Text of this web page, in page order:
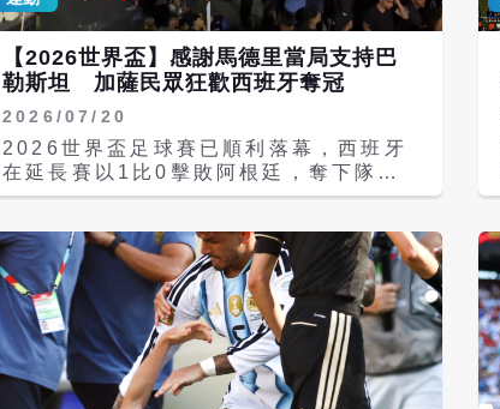
【2026世界盃】感謝馬德里當局支持巴
勒斯坦 加薩民眾狂歡西班牙奪冠
2026/07/20
2026世界盃足球賽已順利落幕，西班牙
在延長賽以1比0擊敗阿根廷，奪下隊史
第二座世界盃冠軍，也終結了阿根廷衛冕
眾歡慶西班牙世界盃奪冠，展現對馬德里
當局長期支持巴勒斯坦的感謝。 🇵🇸
🇪🇸 Palestinians in Gaza
celebrate Spains 2026 FIFA
World Cup triumph against
Argentina ⚽ Residents cheer
Spains winning goal, finding a